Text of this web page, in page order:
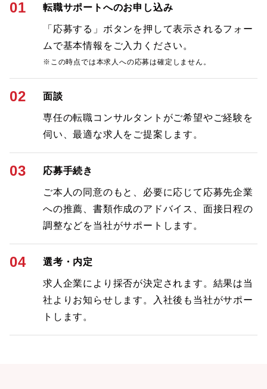
01 転職サポートへのお申し込み
「応募する」ボタンを押して表示されるフォー
ムで基本情報をご入力ください。
※この時点では本求人への応募は確定しません。
02 面談
専任の転職コンサルタントがご希望やご経験を
伺い、最適な求人をご提案します。
03 応募手続き
ご本人の同意のもと、必要に応じて応募先企業
への推薦、書類作成のアドバイス、面接日程の
調整などを当社がサポートします。
04 選考・内定
求人企業により採否が決定されます。結果は当
社よりお知らせします。入社後も当社がサポー
トします。